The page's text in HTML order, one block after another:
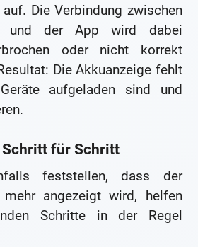
Die Verbindung zwischen
und der App wird dabei
oder nicht korrekt
Die Akkuanzeige fehlt
aufgeladen sind und
Schritt für Schritt
feststellen, dass der
angezeigt wird, helfen
Schritte in der Regel